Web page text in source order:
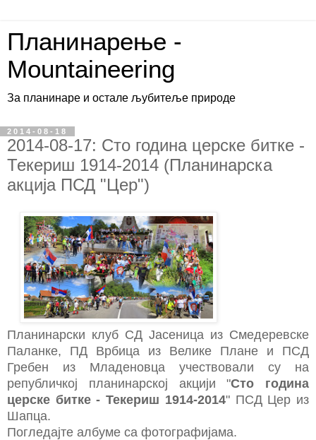
Планинарење -
Mountaineering
За планинаре и остале љубитеље природе
2014-08-18
2014-08-17: Сто година церске битке -
Текериш 1914-2014 (Планинарска
акција ПСД "Цер")
Планинарски клуб СД Јасеница из Смедеревске
Паланке, ПД Врбица из Велике Плане и ПСД
Гребен из Младеновца учествовали су на
републичкој планинарској акцији "Сто година
церске битке - Текериш 1914-2014" ПСД Цер из
Шапца.
Погледајте албуме са фотографијама.